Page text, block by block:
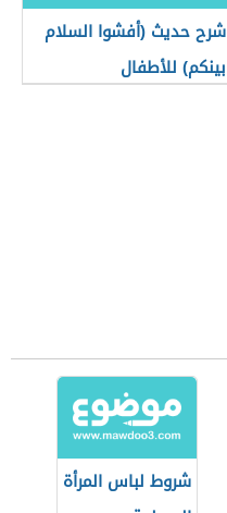
شرح حديث (أفشوا السلام
بينكم) للأطفال
شروط لباس المرأة